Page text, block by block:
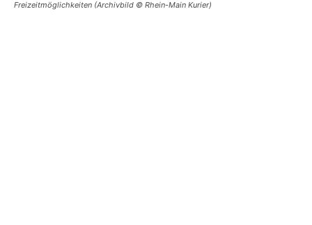
Freizeitmöglichkeiten (Archivbild © Rhein-Main Kurier)